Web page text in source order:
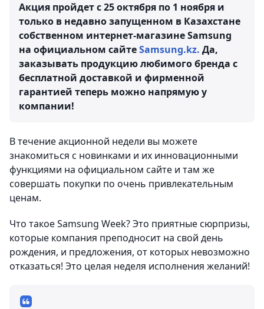
Акция пройдет с 25 октября по 1 ноября и
только в недавно запущенном в Казахстане
собственном интернет-магазине Samsung
на официальном сайтеSamsung.kz. Да,
заказывать продукцию любимого бренда с
бесплатной доставкой и фирменной
гарантией теперь можно напрямую у
компании!
В течение акционной недели вы можете
знакомиться с новинками и их инновационными
функциями на официальном сайте и там же
совершать покупки по очень привлекательным
ценам.
Что такое Samsung Week? Это приятные сюрпризы,
которые компания преподносит на свой день
рождения, и предложения, от которых невозможно
отказаться! Это целая неделя исполнения желаний!